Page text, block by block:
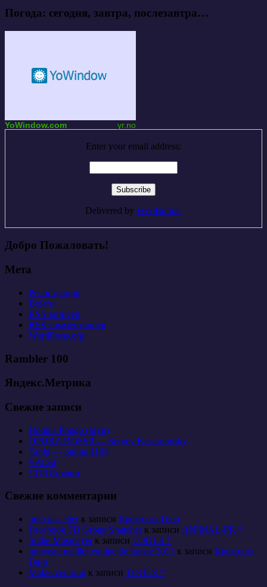
Погода: сегодня, завтра, послезавтра…
YoWindow.com yr.no
Enter your email address:
Delivered byFeedBurner
Добро Пожаловать!
Мета
Регистрация
Войти
RSS записей
RSS комментариев
WordPress.org
Rambler 100
Яндекс.Метрика
Свежие записи
Hodula Pougo (pryg)
OPORA ROSSII — Sergey Kazarnovsky
Tanki — online 1104
ЧАСЫ
СОЧИнялки
Свежие комментарии
polo pas cherк записи Крокодил Гена
Facebook FB Group Snatcherк записи ANIMAL-PR *
Sudie Mosmeyerк записи TOOLS *
nouveau maillot equipe de france 2013 к записи Крокодил
Гена
Maklerzentrum к записи TOOLS *